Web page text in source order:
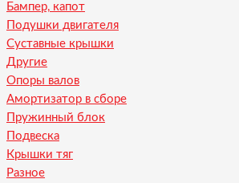
Бампер, капот
Подушки двигателя
Суставные крышки
Другие
Опоры валов
Амортизатор в сборе
Пружинный блок
Подвеска
Крышки тяг
Разное